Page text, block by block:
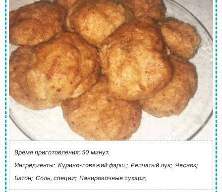
Время приготовления: 50 минут.
Ингредиенты: Курино-говяжий фарш ; Репчатый лук; Чеснок;
Батон; Соль, специи; Панировочные сухари;